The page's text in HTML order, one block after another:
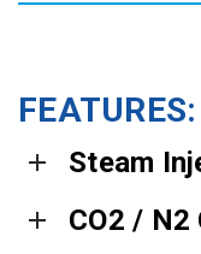
FEATURES:
Steam
CO2 /